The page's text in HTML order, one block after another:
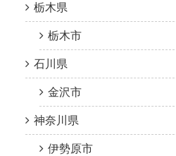
栃木県
栃木市
石川県
金沢市
神奈川県
伊勢原市